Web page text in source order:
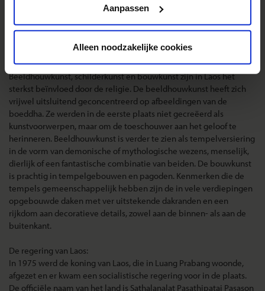
Aanpassen
Alleen noodzakelijke cookies
bekend dat drugs in de tas van toeristen werden gestopt en dat
daarna de politie gewaarschuwd werd. Je hebt dan geen goed
Kunst:
Beeldhouwkunst, schilderkunst en bouwkunst zijn in Laos het
sterkst beïnvloed door de religie. De beeldhouwkunst heeft zich
vrijwel uitsluitend geconcentreerd op afbeeldingen van de
boeddha. Ze werden in de eerste plaats niet gecreëerd als
kunstvoorwerpen, maar om de toeschouwer aan het geloof te
herinneren. Beeldhouwkunst is verder te zien als tempelversiering
in de vorm van demonische of mythologische wezens, menselijk,
dierlijk of een fantastische combinatie van beiden. De bouwkunst
is prachtig in tempelgebouwen en pagoden. Kenmerken die de
tempels gemeenschappelijk hebben zijn de in vele verdiepingen
opgebouwde daken met ver uitstekende dakranden en een
rijkdom aan decoratieve details, zowel aan de binnen- als aan de
buitenkant.
De regering van Laos:
In 1975 werd de koning van Laos, die in Luang Prabang woonde,
afgezet en er kwam een socialistische regering voor in de plaats.
De officiële naam van het land is Sathalanalat Pasathipatai Pasason